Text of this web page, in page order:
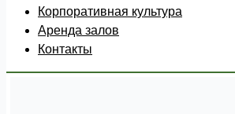
Корпоративная культура
Аренда залов
Контакты